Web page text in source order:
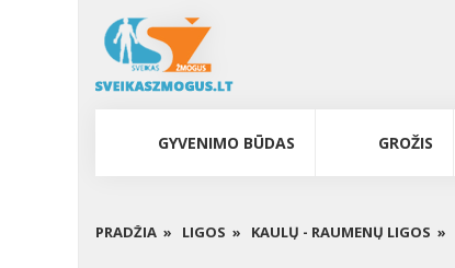
GYVENIMO BŪDAS GROŽIS
PRADŽIA » LIGOS » KAULŲ - RAUMENŲ LIGOS »